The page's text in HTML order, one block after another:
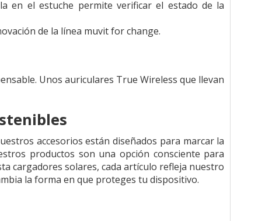
en el estuche permite verificar el estado de la
de la línea muvit for change.
Unos auriculares True Wireless que llevan
accesorios están diseñados para marcar la
productos son una opción consciente para
cargadores solares, cada artículo refleja nuestro
la forma en que proteges tu dispositivo.